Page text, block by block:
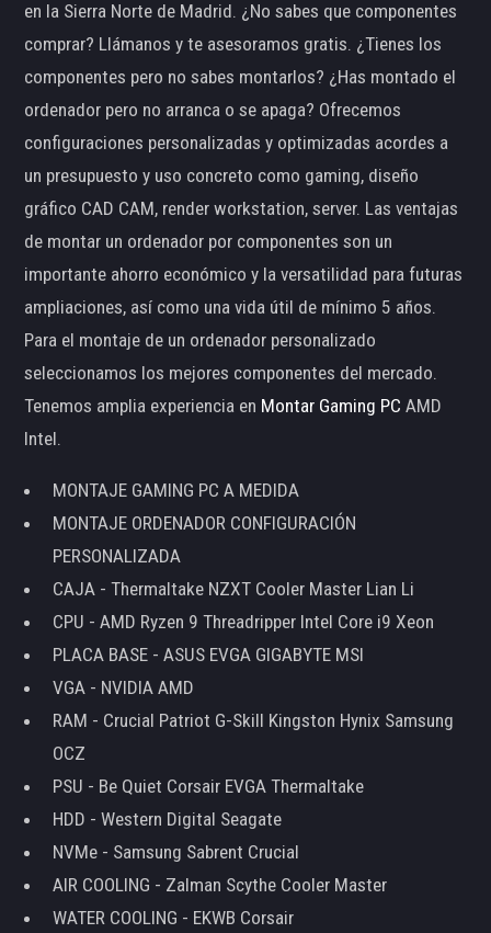
en la Sierra Norte de Madrid. ¿No sabes que componentes
comprar? Llámanos y te asesoramos gratis. ¿Tienes los
componentes pero no sabes montarlos? ¿Has montado el
ordenador pero no arranca o se apaga? Ofrecemos
configuraciones personalizadas y optimizadas acordes a
un presupuesto y uso concreto como gaming, diseño
gráfico CAD CAM, render workstation, server. Las ventajas
de montar un ordenador por componentes son un
importante ahorro económico y la versatilidad para futuras
ampliaciones, así como una vida útil de mínimo 5 años.
Para el montaje de un ordenador personalizado
seleccionamos los mejores componentes del mercado.
Tenemos amplia experiencia en Montar Gaming PC AMD
Intel.
MONTAJE GAMING PC A MEDIDA
MONTAJE ORDENADOR CONFIGURACIÓN
PERSONALIZADA
CAJA - Thermaltake NZXT Cooler Master Lian Li
CPU - AMD Ryzen 9 Threadripper Intel Core i9 Xeon
PLACA BASE - ASUS EVGA GIGABYTE MSI
VGA - NVIDIA AMD
RAM - Crucial Patriot G-Skill Kingston Hynix Samsung
OCZ
PSU - Be Quiet Corsair EVGA Thermaltake
HDD - Western Digital Seagate
NVMe - Samsung Sabrent Crucial
AIR COOLING - Zalman Scythe Cooler Master
WATER COOLING - EKWB Corsair